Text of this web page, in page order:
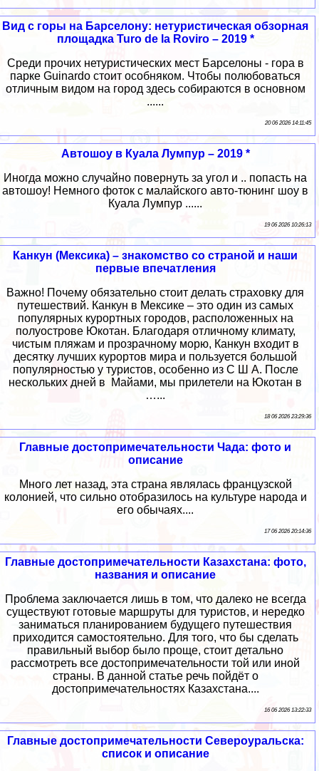
Вид с горы на Барселону: нетуристическая обзорная
площадка Turo de la Roviro – 2019 *
Среди прочих нетуристических мест Барселоны - гора в
парке Guinardo стоит особняком. Чтобы полюбоваться
отличным видом на город здесь собираются в основном
......
20 06 2026 14:11:45
Автошоу в Куала Лумпур – 2019 *
Иногда можно случайно повернуть за угол и .. попасть на
автошоу! Немного фоток с малайского авто-тюнинг шоу в
Куала Лумпур ......
19 06 2026 10:26:13
Канкун (Мексика) – знакомство со страной и наши
первые впечатления
Важно! Почему обязательно стоит делать страховку для
путешествий. Канкун в Мексике – это один из самых
популярных курортных городов, расположенных на
полуострове Юкотан. Благодаря отличному климату,
чистым пляжам и прозрачному морю, Канкун входит в
десятку лучших курортов мира и пользуется большой
популярностью у туристов, особенно из С Ш А. После
нескольких дней в Майами, мы прилетели на Юкотан в
…...
18 06 2026 23:29:36
Главные достопримечательности Чада: фото и
описание
Много лет назад, эта страна являлась французской
колонией, что сильно отобразилось на культуре народа и
его обычаях....
17 06 2026 20:14:36
Главные достопримечательности Казахстана: фото,
названия и описание
Проблема заключается лишь в том, что далеко не всегда
существуют готовые маршруты для туристов, и нередко
заниматься планированием будущего путешествия
приходится самостоятельно. Для того, что бы сделать
правильный выбор было проще, стоит детально
рассмотреть все достопримечательности той или иной
страны. В данной статье речь пойдёт о
достопримечательностях Казахстана....
16 06 2026 13:22:33
Главные достопримечательности Североуральска:
список и описание